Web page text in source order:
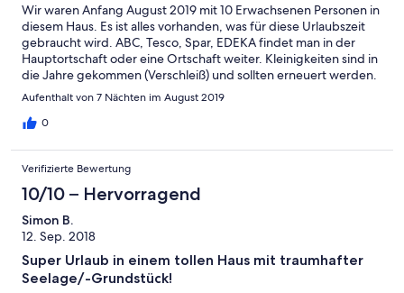
Wir waren Anfang August 2019 mit 10 Erwachsenen Personen in
diesem Haus. Es ist alles vorhanden, was für diese Urlaubszeit
gebraucht wird. ABC, Tesco, Spar, EDEKA findet man in der
Hauptortschaft oder eine Ortschaft weiter. Kleinigkeiten sind in
die Jahre gekommen (Verschleiß) und sollten erneuert werden.
Vielleicht findet sich dazu ja Ende der diesjährigen Saison die
Zeit dafür. Gesamtbewertung sehr positiv.
Aufenthalt von 7 Nächten im August 2019
0
Verifizierte Bewertung
10/10 – Hervorragend
Simon B.
12. Sep. 2018
Super Urlaub in einem tollen Haus mit traumhafter
Seelage/-Grundstück!